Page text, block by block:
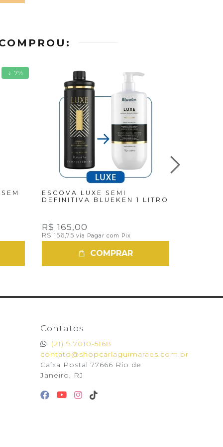
7%
ESCOVA LUXE SEMI
DEFINITIVA BLUEKEN 1 LITRO
R$ 165,00
R$ 156,75 via Pagar com Pix
COMPRAR
Contatos
(21) 9 7010-5168
contato@shopcarlaguimaraes.com.br
Caixa Postal 77666 Rio de
Janeiro, RJ